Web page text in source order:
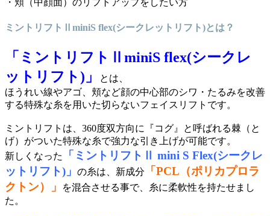
・頬（中顔面）のリフトアップをしたい方
ミントリフトⅡminiS flex(シークレットリフト)とは？
「ミントリフトⅡminiS flex(シークレ
ットリフト)」
とは、
ほうれい線やアゴ、頬など顔の中心部のシワ・たるみを改善
する特殊な糸を用いた切らないフェイスリフトです。
ミントリフトは、360度双方向に『コグ』と呼ばれる棘（と
げ）がついた特殊な糸で強力な引き上げが可能です。
新しくなった
「ミントリフトⅡ mini S Flex(シークレ
ットリフト)」 の糸は、新成分
「PCL（ポリカプロラ
クトン）」
を混合させる事で、糸に柔軟性を持たせまし
た。